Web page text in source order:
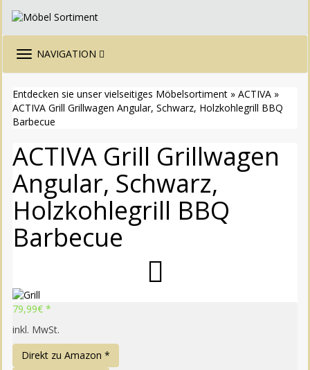
TOGGLE
NAVIGATION
Entdecken sie unser vielseitiges Möbelsortiment » ACTIVA »
ACTIVA Grill Grillwagen Angular, Schwarz, Holzkohlegrill BBQ
Barbecue
ACTIVA Grill Grillwagen
Angular, Schwarz,
Holzkohlegrill BBQ
Barbecue
79,99€ *
inkl. MwSt.
Direkt zu Amazon *